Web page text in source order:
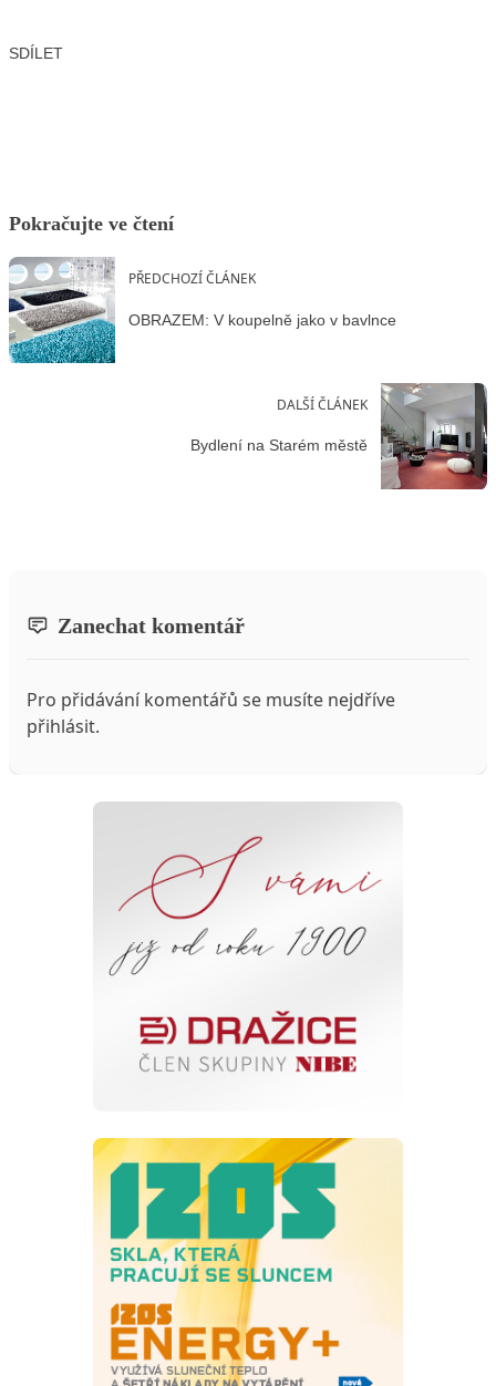
SDÍLET
Pokračujte ve čtení
PŘEDCHOZÍ ČLÁNEK
OBRAZEM: V koupelně jako v bavlnce
DALŠÍ ČLÁNEK
Bydlení na Starém městě
Zanechat komentář
Pro přidávání komentářů se musíte nejdříve
přihlásit.